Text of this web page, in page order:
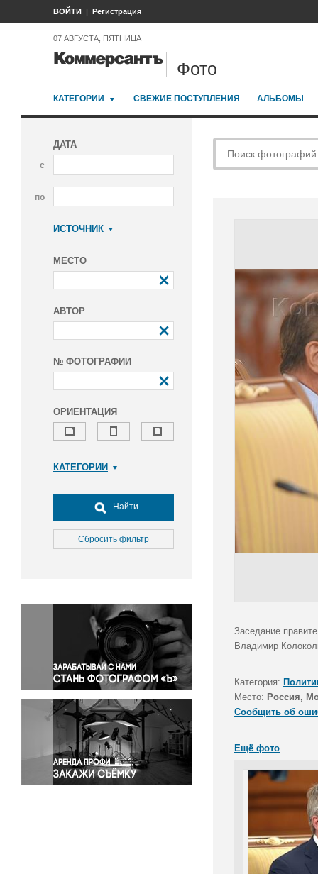
ВОЙТИ Регистрация
07 АВГУСТА, ПЯТНИЦА
Фото
КАТЕГОРИИ СВЕЖИЕ ПОСТУПЛЕНИЯ АЛЬБОМЫ
ДАТА
с
по
ИСТОЧНИК
МЕСТО
АВТОР
№ ФОТОГРАФИИ
ОРИЕНТАЦИЯ
КАТЕГОРИИ
Досуг, туризм и отдых
Культура
Медицина
Окружающая среда
Политика
Правосудие
Происшествия и конфликты
Религия
Светская жизнь
Спорт
Экология
Экономика и бизнес
Найти
Сбросить фильтр
Заседание
Владимир
Категория:
Место: Россия,
Сообщить об
Ещё фото